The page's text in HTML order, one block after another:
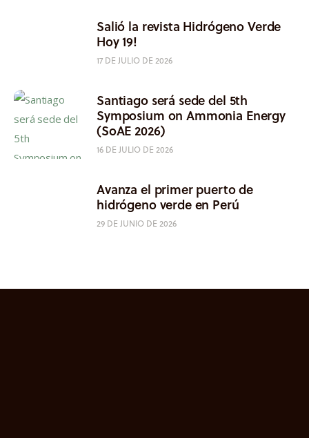
Salió la revista Hidrógeno Verde
Hoy 19!
17 DE JULIO DE 2026
Santiago será sede del 5th
Symposium on Ammonia Energy
(SoAE 2026)
16 DE JULIO DE 2026
Avanza el primer puerto de
hidrógeno verde en Perú
29 DE JUNIO DE 2026